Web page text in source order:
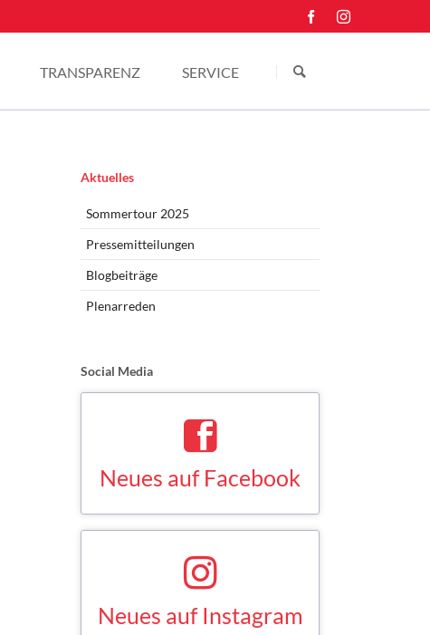
überspringen
TRANSPARENZ SERVICE
Navigation
Aktuelles
Sommertour 2025
Pressemitteilungen
Blogbeiträge
Plenarreden
Social Media
Neues auf Facebook
Saskia Esken bei Facebook
FACEBOOK
Neues auf Instagram
Saskia Esken bei Instagram
INSTAGRAM